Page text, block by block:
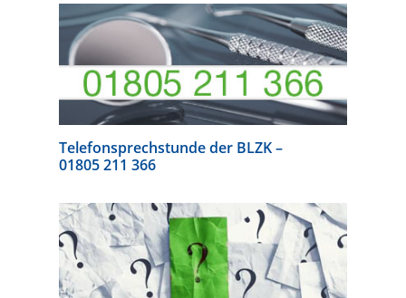
Telefonsprechstunde der BLZK –
01805 211 366